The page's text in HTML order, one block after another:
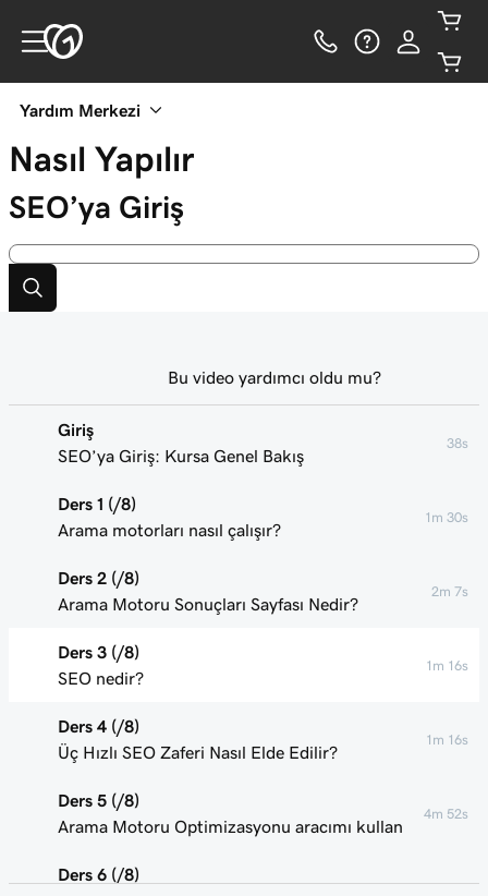
Yardım Merkezi
Nasıl Yapılır
SEO’ya Giriş
Giriş
SEO’ya Giriş: Kursa Genel Bakış
38s
Ders 1 (/8)
Arama motorları nasıl çalışır?
1m 30s
Ders 2 (/8)
Arama Motoru Sonuçları Sayfası Nedir?
2m 7s
Ders 3 (/8)
SEO nedir?
1m 16s
Ders 4 (/8)
Üç Hızlı SEO Zaferi Nasıl Elde Edilir?
1m 16s
Ders 5 (/8)
Arama Motoru Optimizasyonu aracımı kullan
4m 52s
Ders 6 (/8)
1m 47s
Bu video yardımcı oldu mu?